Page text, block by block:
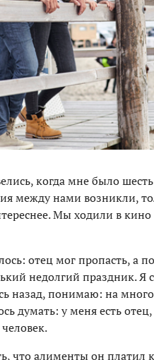
когда мне было
между нами возникли,
Мы ходили в
отец мог пропасть, а
недолгий праздник. Я
назад, понимаю: на
думать: у меня есть
алименты он платил